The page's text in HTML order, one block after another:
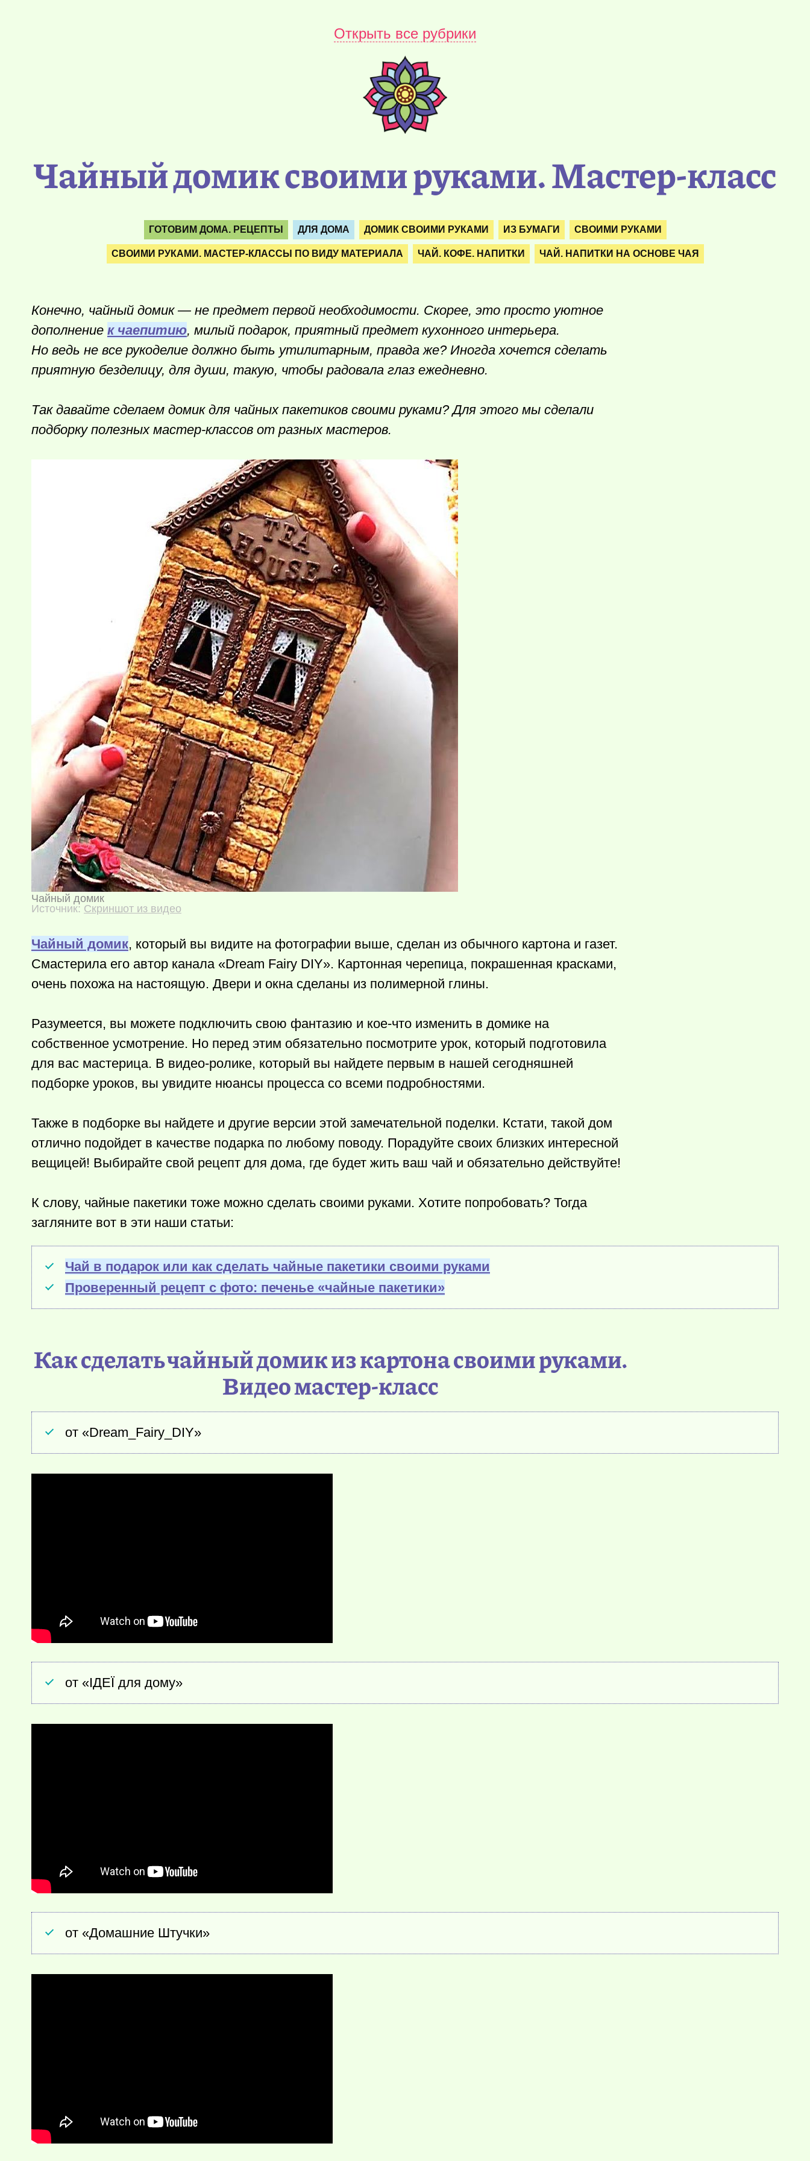
Открыть все рубрики
Чайный домик своими руками. Мастер-класс
ГОТОВИМ ДОМА. РЕЦЕПТЫ ДЛЯ ДОМА ДОМИК СВОИМИ РУКАМИ ИЗ БУМАГИ СВОИМИ РУКАМИ
СВОИМИ РУКАМИ. МАСТЕР-КЛАССЫ ПО ВИДУ МАТЕРИАЛА ЧАЙ. КОФЕ. НАПИТКИ ЧАЙ. НАПИТКИ НА ОСНОВЕ ЧАЯ
Конечно, чайный домик — не предмет первой необходимости. Скорее, это просто уютное
дополнение к чаепитию, милый подарок, приятный предмет кухонного интерьера.
Но ведь не все рукоделие должно быть утилитарным, правда же? Иногда хочется сделать
приятную безделицу, для души, такую, чтобы радовала глаз ежедневно.
Так давайте сделаем домик для чайных пакетиков своими руками? Для этого мы сделали
подборку полезных мастер-классов от разных мастеров.
Чайный домик
Источник: Скриншот из видео
Чайный домик, который вы видите на фотографии выше, сделан из обычного картона и газет.
Смастерила его автор канала «Dream Fairy DIY». Картонная черепица, покрашенная красками,
очень похожа на настоящую. Двери и окна сделаны из полимерной глины.
Разумеется, вы можете подключить свою фантазию и кое-что изменить в домике на
собственное усмотрение. Но перед этим обязательно посмотрите урок, который подготовила
для вас мастерица. В видео-ролике, который вы найдете первым в нашей сегодняшней
подборке уроков, вы увидите нюансы процесса со всеми подробностями.
Также в подборке вы найдете и другие версии этой замечательной поделки. Кстати, такой дом
отлично подойдет в качестве подарка по любому поводу. Порадуйте своих близких интересной
вещицей! Выбирайте свой рецепт для дома, где будет жить ваш чай и обязательно действуйте!
К слову, чайные пакетики тоже можно сделать своими руками. Хотите попробовать? Тогда
загляните вот в эти наши статьи:
Чай в подарок или как сделать чайные пакетики своими руками
Проверенный рецепт с фото: печенье «чайные пакетики»
Как сделать чайный домик из картона своими руками.
Видео мастер-класс
от «Dream_Fairy_DIY»
от «ІДЕЇ для дому»
от «Домашние Штучки»